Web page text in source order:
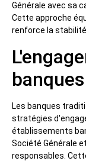
Générale avec sa
Cette approche
renforce la
Les banques
stratégies
établissements
Société Générale
responsables.